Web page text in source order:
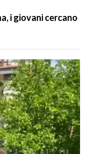
i giovani cercano